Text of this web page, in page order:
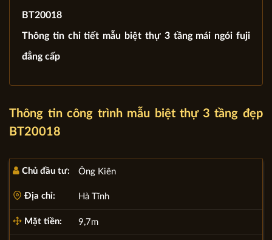
BT20018
Thông tin chi tiết mẫu biệt thự 3 tầng mái ngói fuji
đẳng cấp
Thông tin công trình mẫu biệt thự 3 tầng đẹp
BT20018
Chủ đầu tư: Ông Kiên
Địa chỉ: Hà Tĩnh
Mặt tiền: 9,7m